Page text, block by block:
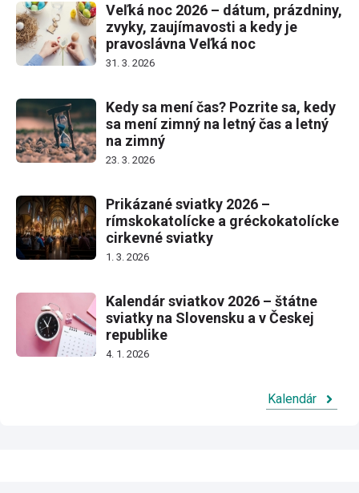
Veľká noc 2026 – dátum, prázdniny,
zvyky, zaujímavosti a kedy je
pravoslávna Veľká noc
31. 3. 2026
Kedy sa mení čas? Pozrite sa, kedy
sa mení zimný na letný čas a letný
na zimný
23. 3. 2026
Prikázané sviatky 2026 –
rímskokatolícke a gréckokatolícke
cirkevné sviatky
1. 3. 2026
Kalendár sviatkov 2026 – štátne
sviatky na Slovensku a v Českej
republike
4. 1. 2026
Kalendár